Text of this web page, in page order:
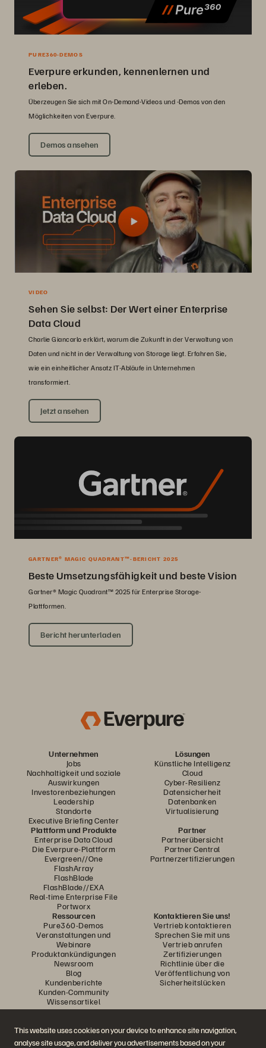
This website uses cookies on your device to enhance site navigation,
analyse site usage, and deliver you advertisements based on your
PURE360-DEMOS
Everpure erkunden, kennenlernen und
erleben.
Überzeugen Sie sich mit On-Demand-Videos und -Demos von den
Möglichkeiten von Everpure.
Demos ansehen
VIDEO
Sehen Sie selbst: Der Wert einer Enterprise
Data Cloud
Charlie Giancarlo erklärt, warum die Zukunft in der Verwaltung von
Daten und nicht in der Verwaltung von Storage liegt. Erfahren Sie,
wie ein einheitlicher Ansatz IT-Abläufe in Unternehmen
transformiert.
Jetzt ansehen
GARTNER® MAGIC QUADRANT™-BERICHT 2025
Beste Umsetzungsfähigkeit und beste Vision
Gartner® Magic Quadrant™ 2025 für Enterprise Storage-
Plattformen.
Bericht herunterladen
Unternehmen
Jobs
Nachhaltigkeit und soziale
Auswirkungen
Investorenbeziehungen
Leadership
Standorte
Executive Briefing Center
Lösungen
Künstliche Intelligenz
Cloud
Cyber-Resilienz
Datensicherheit
Datenbanken
Virtualisierung
Plattform und Produkte
Enterprise Data Cloud
Die Everpure-Plattform
Evergreen//One
FlashArray
FlashBlade
FlashBlade//EXA
Real-time Enterprise File
Portworx
Partner
Partnerübersicht
Partner Central
Partnerzertifizierungen
Ressourcen
Pure360-Demos
Veranstaltungen und
Webinare
Produktankündigungen
Newsroom
Blog
Kundenberichte
Kunden-Community
Wissensartikel
Kontaktieren Sie uns!
Vertrieb kontaktieren
Sprechen Sie mit uns
Vertrieb anrufen
Zertifizierungen
Richtlinie über die
Veröffentlichung von
Sicherheitslücken
Diskutiere mit